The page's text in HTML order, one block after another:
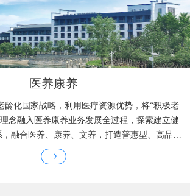
医养康养
龄化国家战略，利用医疗资源优势，将“积极老
念融入医养康养业务发展全过程，探索建立健
融合医养、康养、文养，打造普惠型、高品质
老、候鸟式养老、护理院、中医疗愈、安宁疗
化养老等“医康养护游学”一体化综合性医养康养